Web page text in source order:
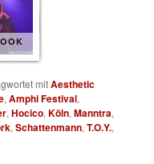
mitAesthetic
,Amphi Festival,
,Hocico,Köln,Manntra,
,Schattenmann,T.O.Y.,